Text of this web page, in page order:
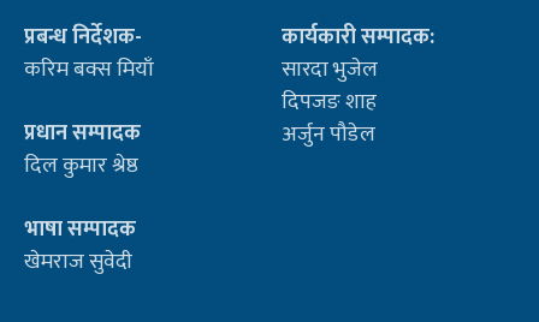
प्रबन्ध निर्देशक-
करिम बक्स मियाँ
प्रधान सम्पादक
दिल कुमार श्रेष्ठ
भाषा सम्पादक
खेमराज सुवेदी
कार्यकारी सम्पादक:
सारदा भुजेल
दिपजङ शाह
अर्जुन पौडेल